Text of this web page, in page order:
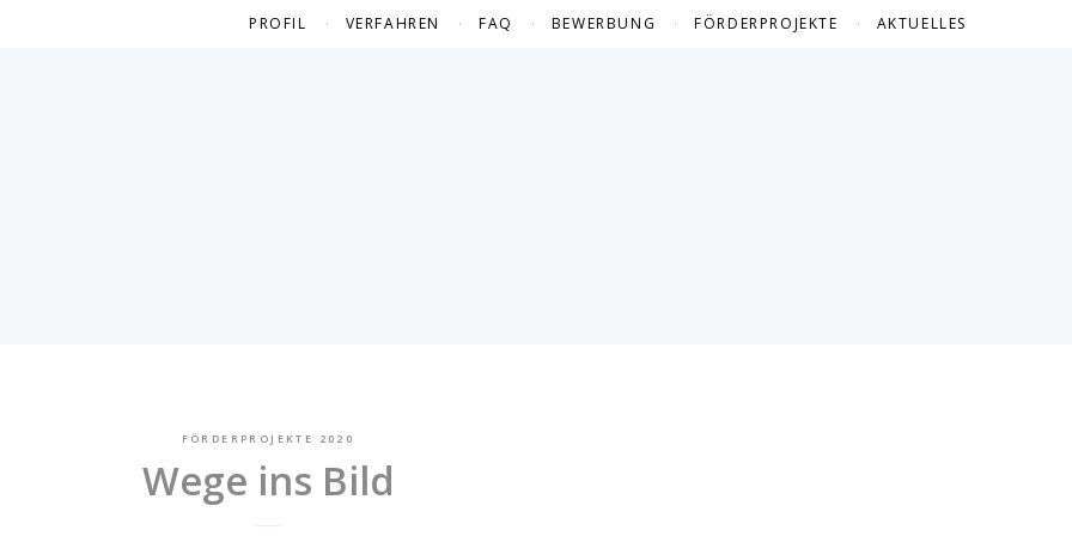
PROFIL VERFAHREN FAQ BEWERBUNG FÖRDERPROJEKTE AKTUELLES
FÖRDERPROJEKTE 2020
Wege ins Bild